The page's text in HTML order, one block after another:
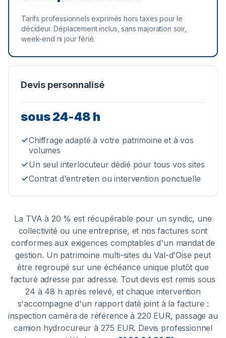
Tarifs professionnels exprimés hors taxes pour le
décideur. Déplacement inclus, sans majoration soir,
week-end ni jour férié.
Devis personnalisé
sous 24-48 h
Chiffrage adapté à votre patrimoine et à vos
volumes
Un seul interlocuteur dédié pour tous vos sites
Contrat d'entretien ou intervention ponctuelle
La TVA à 20 % est récupérable pour un syndic, une
collectivité ou une entreprise, et nos factures sont
conformes aux exigences comptables d'un mandat de
gestion. Un patrimoine multi-sites du Val-d'Oise peut
être regroupé sur une échéance unique plutôt que
facturé adresse par adresse. Tout devis est remis sous
24 à 48 h après relevé, et chaque intervention
s'accompagne d'un rapport daté joint à la facture :
inspection caméra de référence à 220 EUR, passage au
camion hydrocureur à 275 EUR. Devis professionnel